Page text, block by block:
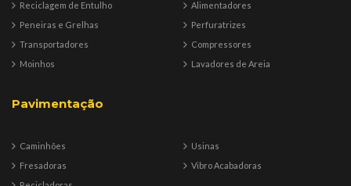
Reciclagem de Entulho
Peneiras e Grelhas
Transportadores
Moinhos
Alimentadores
Perfuratrizes
Compressores
Lavadores de Areia
Pavimentação
Caminhões
Fresadoras
Usinas
Vibro Acabadoras